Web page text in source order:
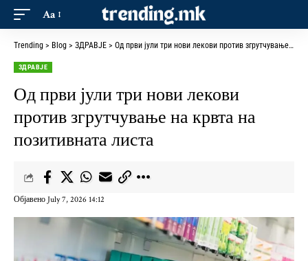
Aa
Trending > Blog > ЗДРАВЈЕ > Од први јули три нови лекови против згрутчување на крвта на позитивната листа
ЗДРАВЈЕ
Од први јули три нови лекови
против згрутчување на крвта на
позитивната листа
Објавено July 7, 2026 14:12